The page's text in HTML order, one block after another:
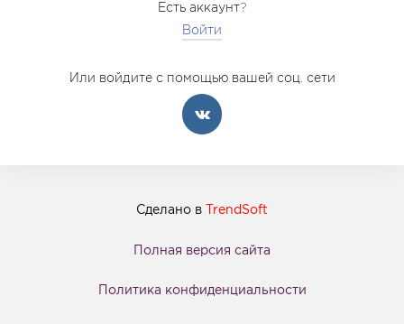
Есть аккаунт?
Войти
Или войдите с помощью вашей соц. сети
Сделано в TrendSoft
Полная версия сайта
Политика конфиденциальности